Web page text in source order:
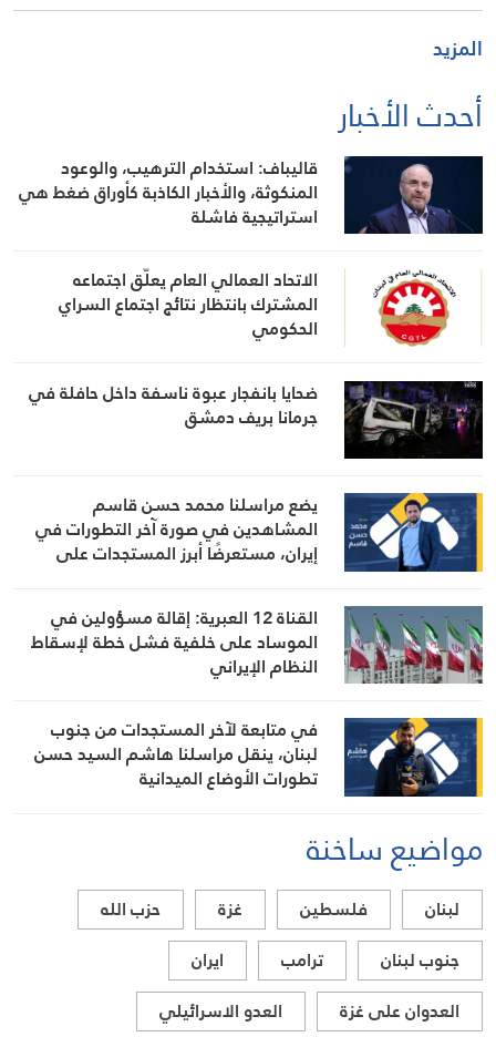
المزيد
أحدث الأخبار
قاليباف: استخدام الترهيب، والوعود
المنكوثة، والأخبار الكاذبة كأوراق ضغط هي
استراتيجية فاشلة
الاتحاد العمالي العام يعلّق اجتماعه
المشترك بانتظار نتائج اجتماع السراي
الحكومي
ضحايا بانفجار عبوة ناسفة داخل حافلة في
جرمانا بريف دمشق
يضع مراسلنا محمد حسن قاسم
المشاهدين في صورة آخر التطورات في
إيران، مستعرضًا أبرز المستجدات على
المواقف الرسمية وأبرز التطورات ذات
الصلة بالشأنين الداخلي والإقليمي
القناة 12 العبرية: إقالة مسؤولين في
الموساد على خلفية فشل خطة لإسقاط
النظام الإيراني
في متابعة لآخر المستجدات من جنوب
لبنان، ينقل مراسلنا هاشم السيد حسن
تطورات الأوضاع الميدانية
مواضيع ساخنة
لبنان فلسطين غزة
حزب الله
جنوب لبنان
ترامب
ايران
العدوان على غزة
العدو الاسرائيلي